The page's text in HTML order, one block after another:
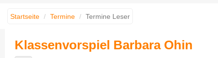
Startseite Termine Termine Leser
Klassenvorspiel Barbara Ohin